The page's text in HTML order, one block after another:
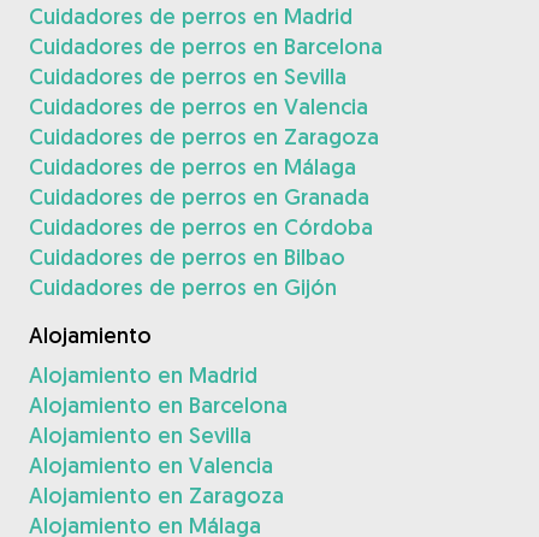
Cuidadores de perros en Madrid
Cuidadores de perros en Barcelona
Cuidadores de perros en Sevilla
Cuidadores de perros en Valencia
Cuidadores de perros en Zaragoza
Cuidadores de perros en Málaga
Cuidadores de perros en Granada
Cuidadores de perros en Córdoba
Cuidadores de perros en Bilbao
Cuidadores de perros en Gijón
Alojamiento
Alojamiento en Madrid
Alojamiento en Barcelona
Alojamiento en Sevilla
Alojamiento en Valencia
Alojamiento en Zaragoza
Alojamiento en Málaga